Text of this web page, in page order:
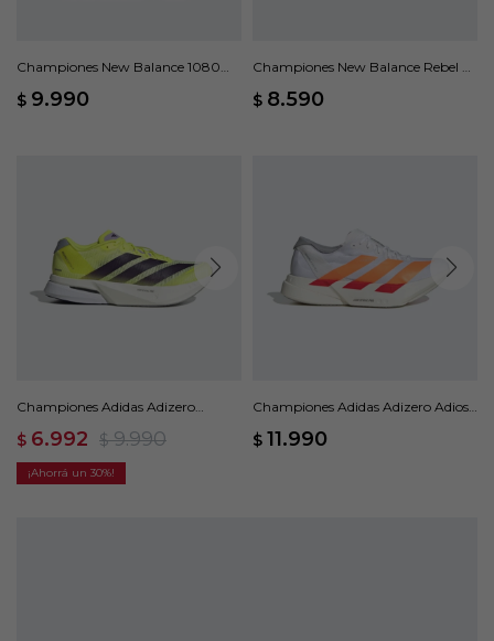
Championes New Balance 1080
$ 9.990
Championes New Balance Rebel V5
$ 8.590
Championes Adidas Adizero
$ 6.992 $ 9.990
30
Championes Adidas Adizero Adios
$ 11.990